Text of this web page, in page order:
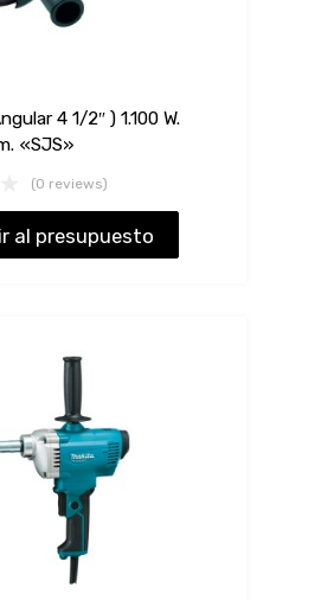
4 1/2″ ) 1.100 W.
«SJS»
(0 reviews)
al presupuesto